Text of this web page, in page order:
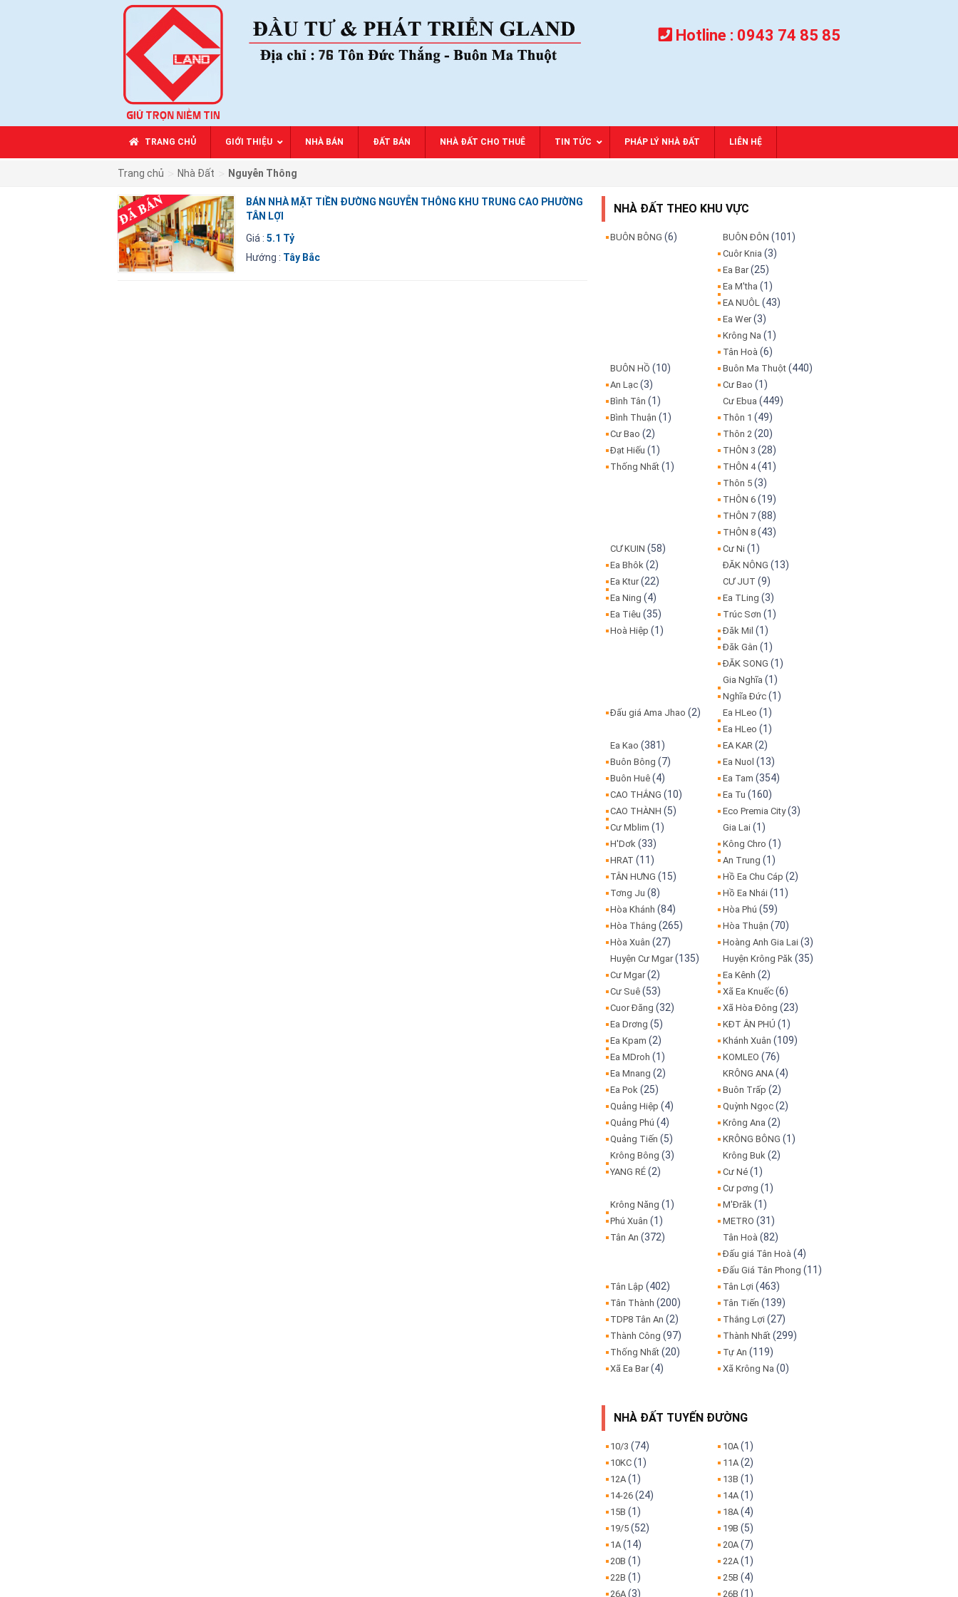
Hotline : 0943 74 85 85
TRANG CHỦ GIỚI THIỆU NHÀ BÁN ĐẤT BÁN NHÀ ĐẤT CHO THUÊ TIN TỨC PHÁP LÝ NHÀ ĐẤT LIÊN HỆ
Trang chủ Nhà Đất Nguyễn Thông
BÁN NHÀ MẶT TIỀN ĐƯỜNG NGUYỄN THÔNG KHU TRUNG CAO PHƯỜNG
TÂN LỢI
Giá : 5.1 Tỷ
Hướng : Tây Bắc
NHÀ ĐẤT THEO KHU VỰC
BUÔN BÔNG (6) BUÔN ĐÔN (101)
Cuôr Knia (3)
Ea Bar(25)
Ea M'tha (1)
EA NUÔL (43)
Ea Wer(3)
Krông Na (1)
Tân Hoà (6)
BUÔN HỒ (10)
An Lạc (3)
Bình Tân (1)
Bình Thuận (1)
Cư Bao (2)
Đạt Hiếu (1)
Thống Nhất (1)
Buôn Ma Thuột(440)
Cư Bao (1)
Cư Ebua (449)
Thôn 1 (49)
Thôn 2 (20)
THÔN 3 (28)
THÔN 4(41)
Thôn 5(3)
THÔN 6(19)
THÔN 7(88)
THÔN 8(43)
CƯ KUIN (58)
Ea Bhôk (2)
Ea Ktur(22)
Ea Ning (4)
Ea Tiêu (35)
Hoà Hiệp (1)
Cư Ni(1)
ĐĂK NÔNG (13)
CƯ JUT (9)
Ea TLing (3)
Trúc Sơn (1)
Đăk Mil (1)
Đăk Gằn (1)
ĐĂK SONG (1)
Gia Nghĩa (1)
Nghĩa Đức(1)
Đấu giá Ama Jhao (2) Ea HLeo (1)
Ea HLeo (1)
Ea Kao (381)
Buôn Bông (7)
Buôn Huê (4)
CAO THẮNG (10)
CAO THÀNH (5)
Cư Mblim (1)
H'Dơk (33)
HRAT (11)
TÂN HƯNG (15)
Tơng Ju (8)
EA KAR (2)
Ea Nuol (13)
Ea Tam (354)
Ea Tu (160)
Eco Premia City(3)
Gia Lai(1)
Kông Chro (1)
An Trung (1)
Hồ Ea Chu Cáp (2)
Hồ Ea Nhái(11)
Hòa Khánh (84) Hòa Phú (59)
Hòa Thắng (265) Hòa Thuận (70)
Hòa Xuân (27) Hoàng Anh Gia Lai(3)
Huyện Cư Mgar(135)
Cư Mgar(2)
Cư Suê (53)
Cuor Đăng (32)
Ea Drơng (5)
Ea Kpam (2)
Ea MDroh (1)
Ea Mnang (2)
Ea Pok (25)
Quảng Hiệp (4)
Quảng Phú (4)
Quảng Tiến (5)
Huyện Krông Păk (35)
Ea Kênh (2)
Xã Ea Knuếc(6)
Xã Hòa Đông (23)
KĐT ÂN PHÚ (1)
Khánh Xuân (109)
KOMLEO (76)
KRÔNG ANA(4)
Buôn Trấp (2)
Quỳnh Ngọc(2)
Krông Ana (2)
KRÔNG BÔNG (1)
Krông Bông (3)
YANG RÉ (2)
Krông Buk (2)
Cư Né(1)
Cư pơng (1)
Krông Năng (1)
Phú Xuân (1)
M'Đrăk (1)
METRO (31)
Tân An (372) Tân Hoà (82)
Đấu giá Tân Hoà (4)
Đấu Giá Tân Phong (11)
Tân Lập (402) Tân Lợi(463)
Tân Thành (200) Tân Tiến (139)
TDP8 Tân An (2) Thắng Lợi(27)
Thành Công (97) Thành Nhất(299)
Thống Nhất (20) Tự An (119)
Xã Ea Bar(4) Xã Krông Na (0)
NHÀ ĐẤT TUYẾN ĐƯỜNG
10/3 (74) 10A(1)
10KC (1) 11A(2)
12A (1) 13B (1)
14-26 (24) 14A(1)
15B (1) 18A(4)
19/5 (52) 19B (5)
1A (14) 20A(7)
20B (1) 22A(1)
22B (1) 25B (4)
26A (3) 26B (1)